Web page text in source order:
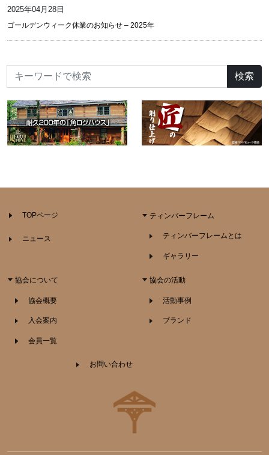
2025年04月28日
ゴールデンウィーク休業のお知らせ – 2025年
TOPページ
ニュース
ティンバーフレーム
ティンバーフレームとは
ギャラリー
協会について
協会概要
入会案内
会員一覧
協会の活動
活動事例
ブランド
お問い合わせ